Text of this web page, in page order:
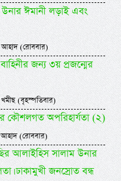
উনার ঈমানী লড়াই এবং
(রোববার)
জন্য ৩য় প্রজন্মের
(বৃহস্পতিবার)
কৌশলগত অপরিহার্যতা (২)
(রোববার)
আলাইহিস সালাম উনার
ঢাকামুখী জনস্রোত বন্ধ